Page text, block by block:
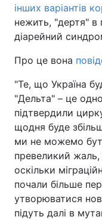
Техно і зв'язок
Зброя
Здоров'я
Цікавинки
Екологія
Лонгріди
Відео з Youtube
Інтерв'ю
інших варіантів
нежить, "дертя" в
діарейний
Про це вона
"Те, що Україна
"Дельта" – це
підтвердили
щодня буде
ми не можемо
превеликий жаль,
оскільки
почали більше
утворюватися
підуть далі в